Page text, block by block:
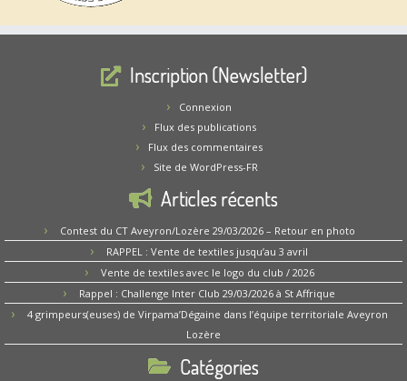
Inscription (Newsletter)
Connexion
Flux des publications
Flux des commentaires
Site de WordPress-FR
Articles récents
Contest du CT Aveyron/Lozère 29/03/2026 – Retour en photo
RAPPEL : Vente de textiles jusqu’au 3 avril
Vente de textiles avec le logo du club / 2026
Rappel : Challenge Inter Club 29/03/2026 à St Affrique
4 grimpeurs(euses) de Virpama’Dégaine dans l’équipe territoriale Aveyron
Lozère
Catégories